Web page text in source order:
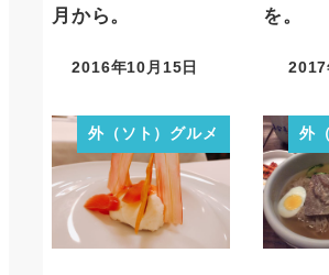
月から。
2016年10月15日
を。
2017
外（ソト）グルメ 外